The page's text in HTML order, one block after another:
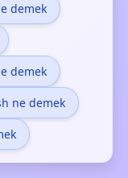
demek
demek
ne demek